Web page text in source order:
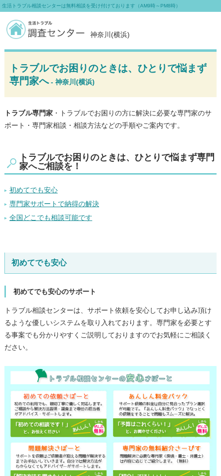
トラブルでお困りのときは、ひとりで悩まず
専門家へ- 神奈川(横浜)
トラブル専門家・トラブルでお困りの方に解決に必要な専門家のサ
ポート・専門家相談・相談方法などの手順やご案内です。
トラブルでお困りのときは、ひとりで悩まず専門
家へご相談を！
初めてでも安心
専門家サポートで納得の解決
全国どこでも相談可能です
初めてでも安心
初めてでも安心のサポート
トラブル相談センターは、サポート依頼を安心してお申し込み頂け
るような優しいシステムを取り入れております。専門家を必要とす
る事案でも分かりやすくご説明しておりますのでお気軽にご相談く
ださい。
神奈川(横浜)
生活トラブル相談センターは無料相談を受け付けております（AM9時～PM8時）